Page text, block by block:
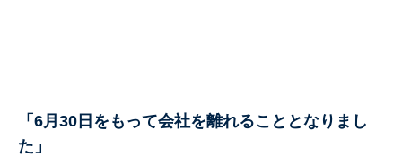
「6月30日をもって会社を離れることとなりまし
た」